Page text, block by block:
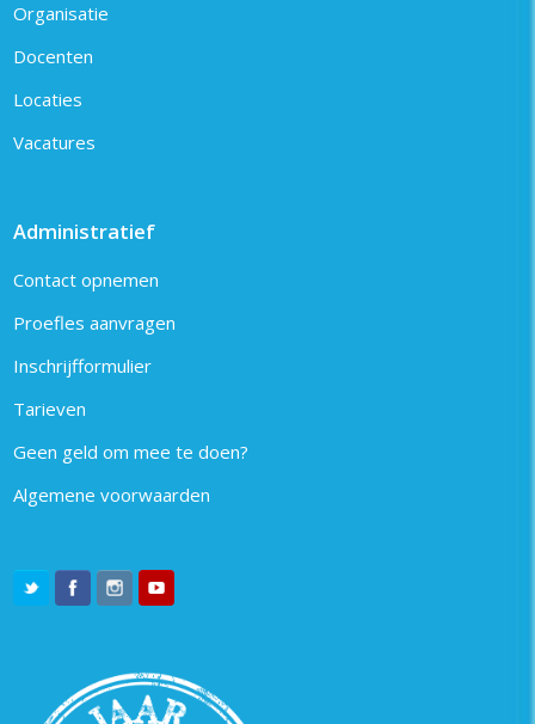
Organisatie
Docenten
Locaties
Vacatures
Administratief
Contact opnemen
Proefles aanvragen
Inschrijfformulier
Tarieven
Geen geld om mee te doen?
Algemene voorwaarden